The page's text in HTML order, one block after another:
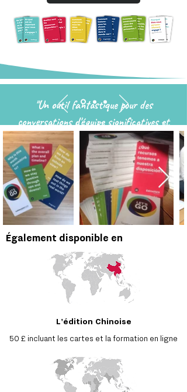
"Un outil fantastique pour des
conversations d'équipe significatives et
productives. Hautement recommandé"
Dr Ben Medlock MBE - Co-founder SwiftKey
"Ces cartes sont pleines de valeur. Mon
équipe en tire beaucoup d'avantages"
Zoë Regent - Head of Innovation, Cancer Research
UK
Également disponible en
L'édition Chinoise
50 £ incluant les cartes et la formation en ligne